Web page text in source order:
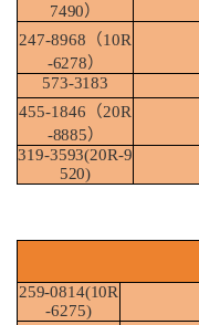
7490）
247-8968（10R
-6278）
573-3183
455-1846（20R
-8885）
319-3593(20R-9
520)
259-0814(10R
-6275)